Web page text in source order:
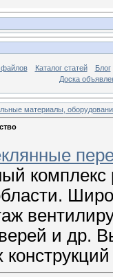
файлов Каталог статей
Блог
Доска
материалы,
комплекс
и др.